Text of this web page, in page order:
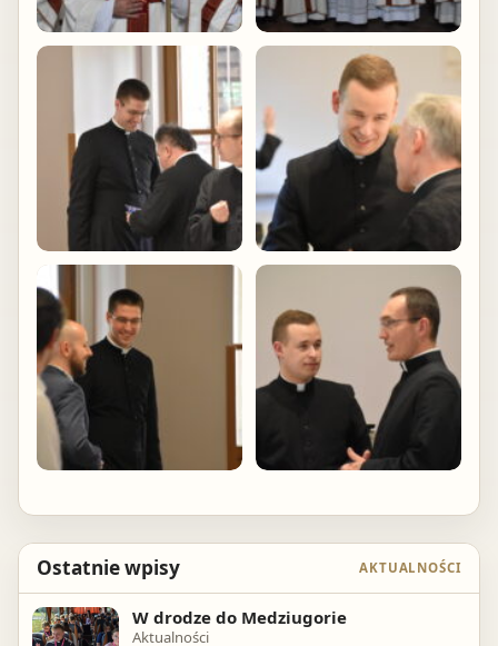
Ostatnie wpisy AKTUALNOŚCI
W drodze do Medziugorie
Aktualności